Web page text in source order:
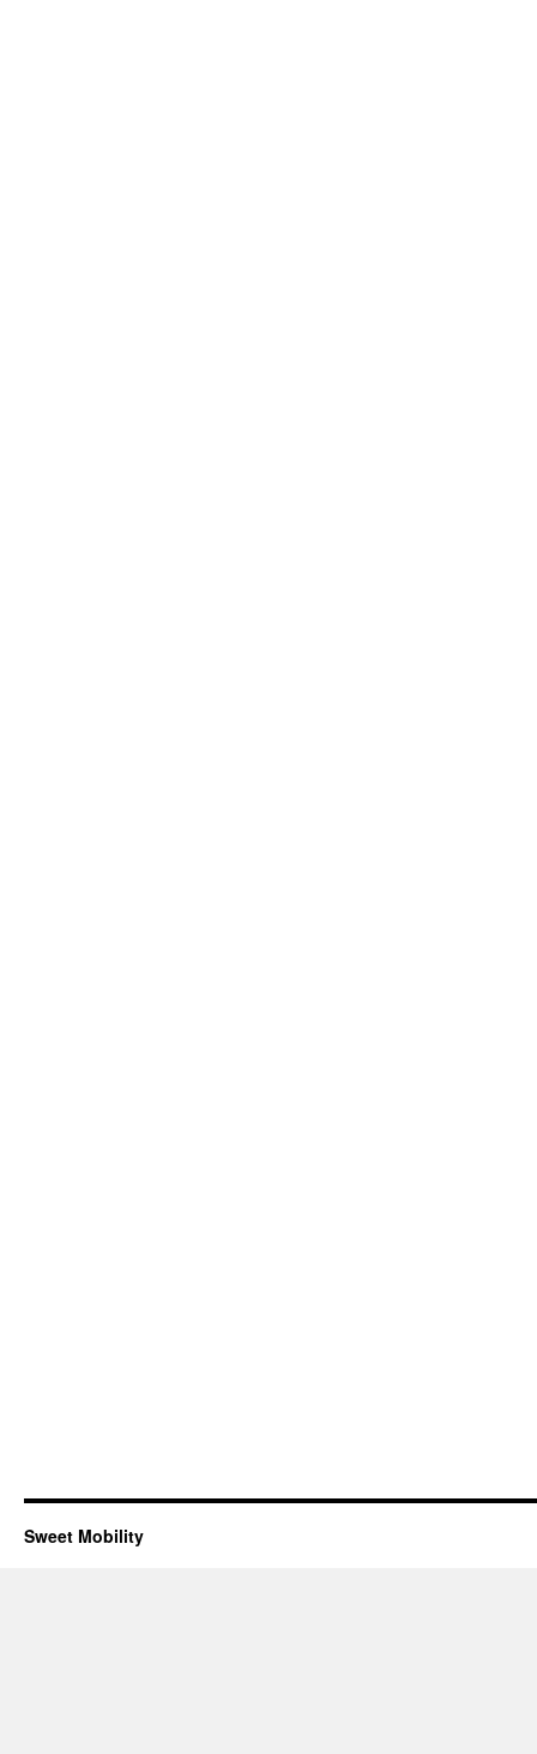
Sweet Mobility